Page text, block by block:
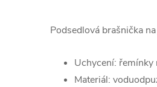
Podsedlová brašnička
Uchycení: řemínky
Materiál: